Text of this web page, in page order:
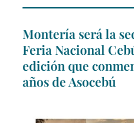
Montería será la
Feria Nacional
edición que
años de Asocebú